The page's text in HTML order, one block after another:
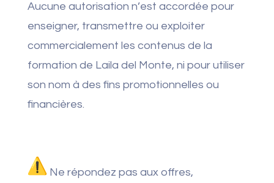
Aucune autorisation n’est accordée pour
enseigner, transmettre ou exploiter
commercialement les contenus de la
formation de Laila del Monte, ni pour utiliser
son nom à des fins promotionnelles ou
financières.
Ne répondez pas aux offres,